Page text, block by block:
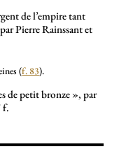
de l’empire tant
Pierre Rainssant et
(f. 83).
de petit bronze », par
f.